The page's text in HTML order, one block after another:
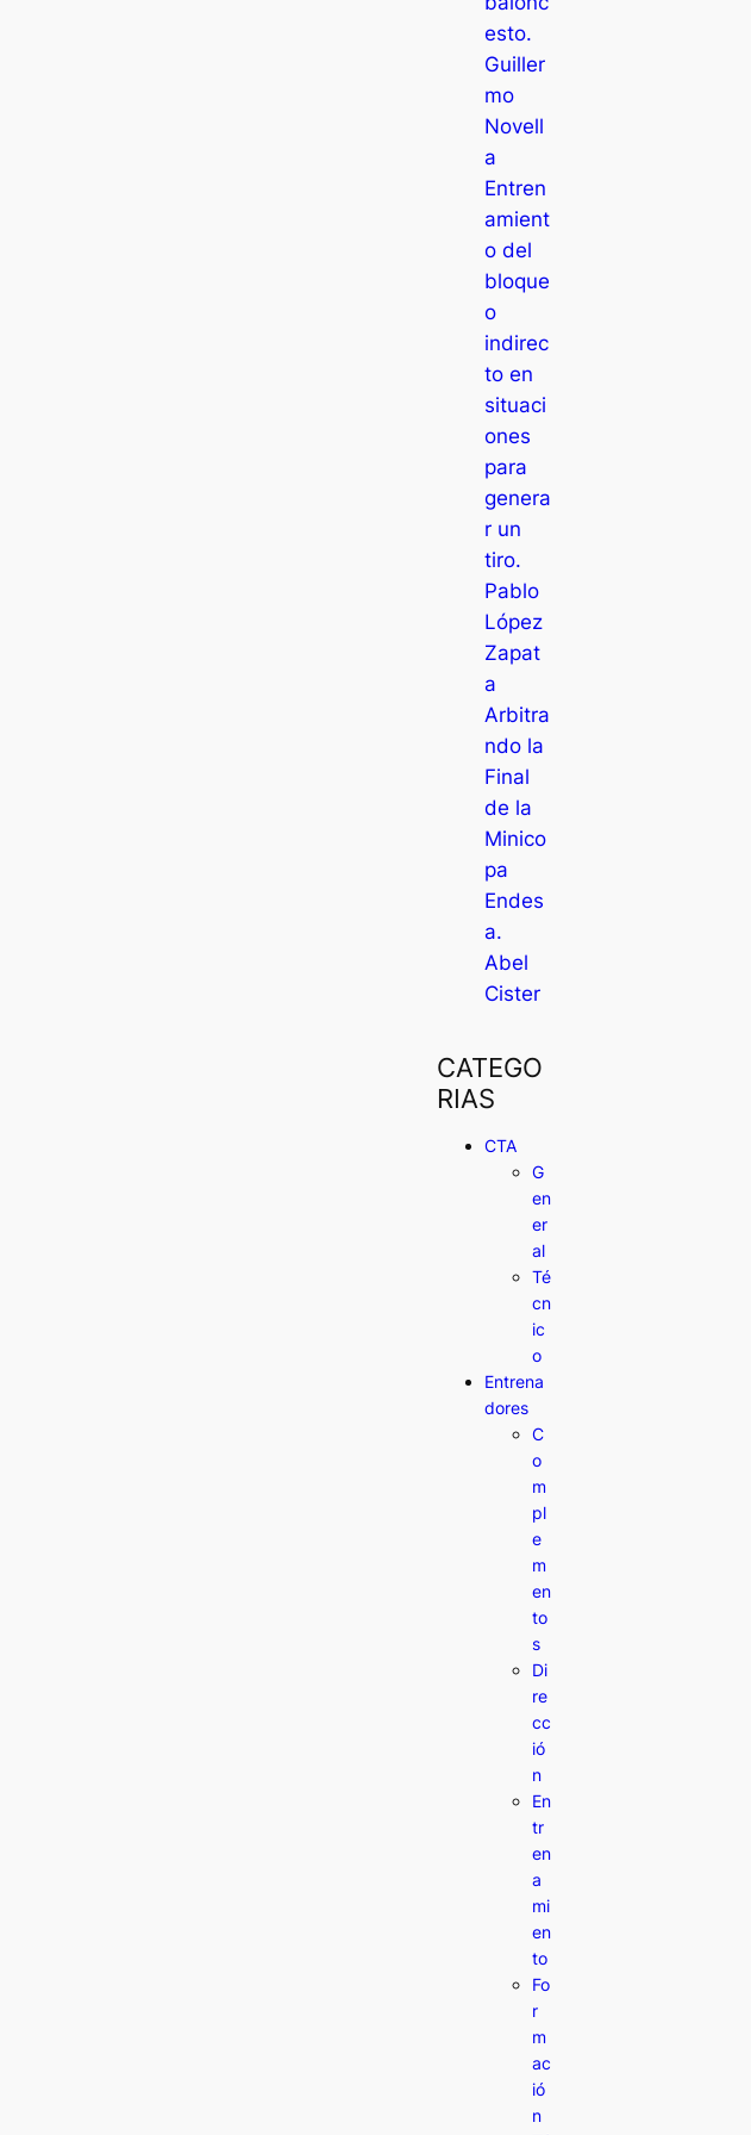
esto.
Guiller
mo
Novell
a
Entren
amient
o del
bloque
o
indirec
to en
situaci
ones
para
genera
r un
tiro.
Pablo
López
Zapat
a
Arbitra
ndo la
Final
de la
Minico
pa
Endes
a.
Abel
Cister
CATEGO
RIAS
CTA
G
en
er
al
Té
cn
ic
o
Entrena
dores
C
o
m
pl
e
m
en
to
s
Di
re
cc
ió
n
En
tr
en
a
mi
en
to
Fo
r
m
ac
ió
n